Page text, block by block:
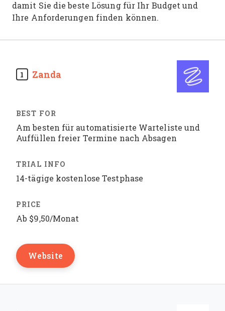
damit Sie die beste Lösung für Ihr Budget und
Ihre Anforderungen finden können.
1 Zanda
Am besten für automatisierte Warteliste und
Auffüllen freier Termine nach Absagen
14-tägige kostenlose Testphase
Ab $9,50/Monat
Website